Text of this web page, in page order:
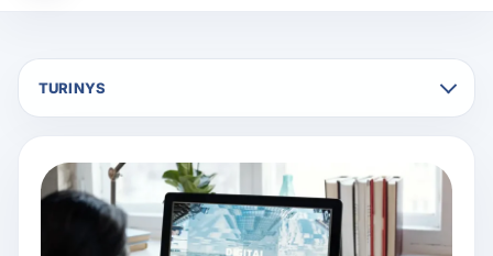
TURINYS